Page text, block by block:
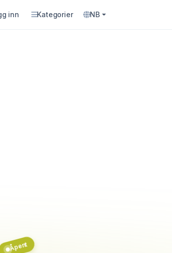
inn Kategorier NB
Åpent